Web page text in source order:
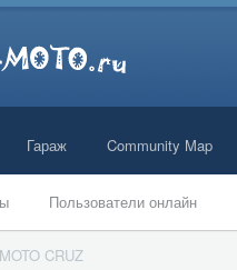
Пользователи онлайн
Гараж Community Map
CRUZ